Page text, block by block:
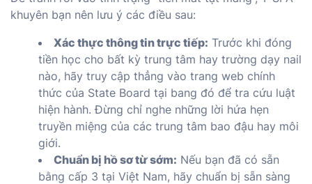
khuyên bạn nên lưu ý các điều sau:
Xác thực thông tin trực tiếp: Trước khi đóng
tiền học cho bất kỳ trung tâm hay trường dạy nail
nào, hãy truy cập thẳng vào trang web chính
thức của State Board tại bang đó để tra cứu luật
hiện hành. Đừng chỉ nghe những lời hứa hẹn
truyền miệng của các trung tâm bao đậu hay môi
giới.
Chuẩn bị hồ sơ từ sớm: Nếu bạn đã có sẵn
bằng cấp 3 tại Việt Nam, hãy chuẩn bị sẵn sàng